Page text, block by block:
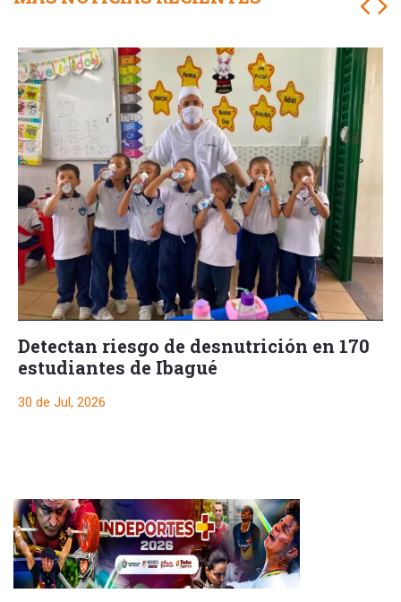
Detectan riesgo de desnutrición en 170
estudiantes de Ibagué
30 de Jul, 2026